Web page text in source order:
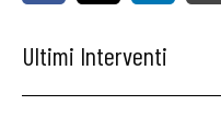
Ultimi Interventi